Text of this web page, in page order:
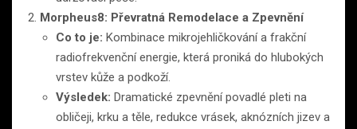
Morpheus8: Převratná Remodelace a Zpevnění
Co to je: Kombinace mikrojehličkování a frakční
radiofrekvenční energie, která proniká do hlubokých
vrstev kůže a podkoží.
Výsledek: Dramatické zpevnění povadlé pleti na
obličeji, krku a těle, redukce vrásek, aknózních jizev a